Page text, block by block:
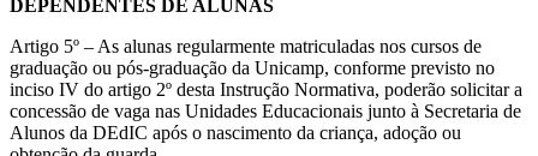
DEPENDENTES DE ALUNAS
Artigo 5º – As alunas regularmente matriculadas nos cursos de
graduação ou pós-graduação da Unicamp, conforme previsto no
inciso IV do artigo 2º desta Instrução Normativa, poderão solicitar a
concessão de vaga nas Unidades Educacionais junto à Secretaria de
Alunos da DEdIC após o nascimento da criança, adoção ou